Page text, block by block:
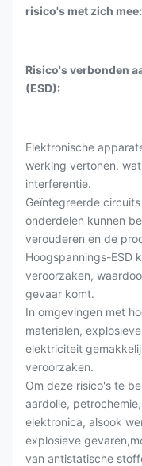
risico's met zich mee:
Risico's verbonden
(ESD):
Elektronische
werking vertonen,
interferentie.
Geïntegreerde
onderdelen kunnen
verouderen en de
Hoogspannings-ESD
veroorzaken,
gevaar komt.
In omgevingen met
materialen,
elektriciteit
veroorzaken.
Om deze risico's te
aardolie,
elektronica, alsook
explosieve
van antistatische